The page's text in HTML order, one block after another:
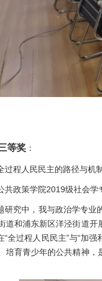
等奖 ：
过程人民民主的路径与
共政策学院2019级社会
研究中，我与政治学专
道和浦东新区洋泾街道
全过程人民民主”与“加
培育青少年的公共精神